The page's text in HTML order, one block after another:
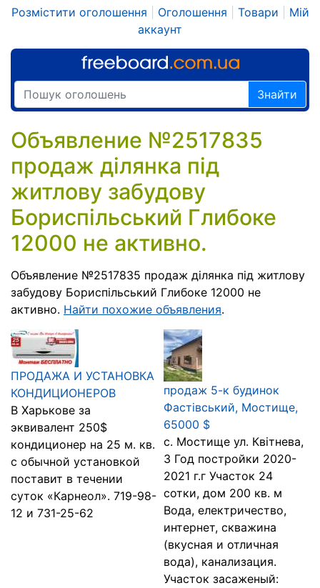
Розмістити оголошення Оголошення Товари
Мій
аккаунт
Знайти
Объявление №2517835
продаж ділянка під
житлову забудову
Бориспільський Глибоке
12000 не активно.
Объявление №2517835 продаж ділянка під житлову
забудову Бориспільський Глибоке 12000 не
активно. Найти похожие объявления.
ПРОДАЖА И УСТАНОВКА
КОНДИЦИОНЕРОВ
В Харькове за
эквивалент 250$
кондиционер на 25 м. кв.
с обычной установкой
поставит в течении
суток «Карнеол». 719-98-
12 и 731-25-62
продаж 5-к будинок
Фастівський, Мостище,
65000 $
с. Мостище ул. Квітнева,
3 Год постройки 2020-
2021 г.г Участок 24
сотки, дом 200 кв. м
Вода, електричество,
интернет, скважина
(вкусная и отличная
вода), канализация.
Участок засаженый: